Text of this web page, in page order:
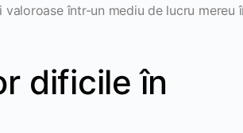
într-un mediu de lucru mereu
dificile în